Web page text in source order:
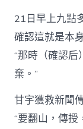
21日早上九點
確認這就是本
“那時（確認
棄。”
甘宇獲救新聞
“要翻山，傳